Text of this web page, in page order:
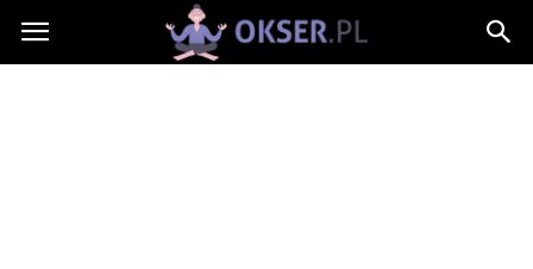
Okser.pl